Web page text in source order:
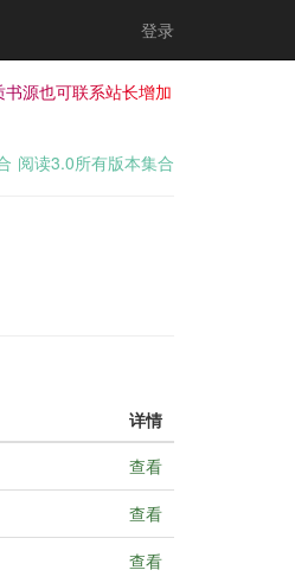
登录
源也可联系站长增加
阅读3.0所有版本集合
详情
查看
查看
查看